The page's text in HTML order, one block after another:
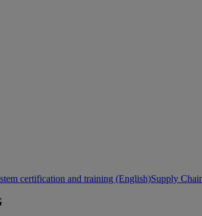
certification and training (English)Supply